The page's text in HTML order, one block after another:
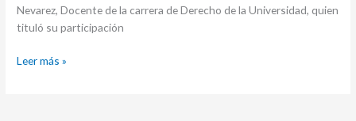
Nevarez, Docente de la carrera de Derecho de la Universidad, quien
tituló su participación
Leer más »